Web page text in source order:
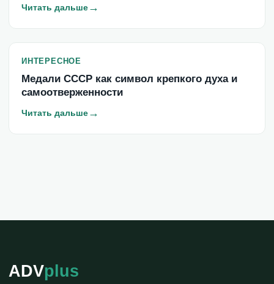
Читать дальше→
ИНТЕРЕСНОЕ
Медали СССР как символ крепкого духа и
самоотверженности
Читать дальше→
ADVplus